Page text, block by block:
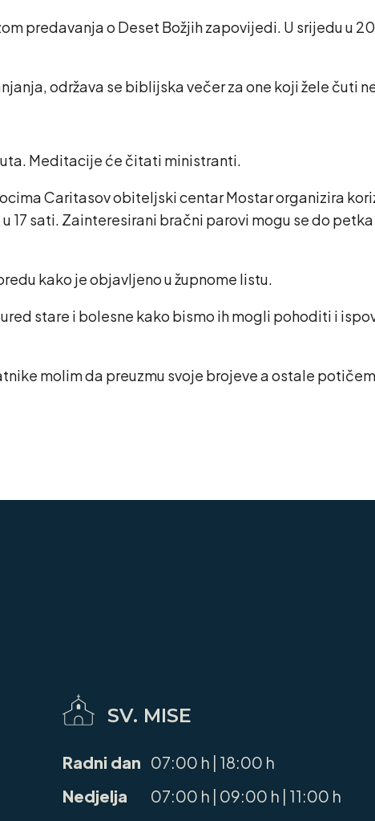
predavanja o Deset Božjih zapovijedi. U srijedu u
održava se biblijska večer za one koji žele čuti
Meditacije će čitati ministranti.
Caritasov obiteljski centar Mostar organizira
17 sati. Zainteresirani bračni parovi mogu se do
kako je objavljeno u župnome listu.
stare i bolesne kako bismo ih mogli pohoditi i
molim da preuzmu svoje brojeve a ostale
SV. MISE
Radni dan 07:00 h | 18:00 h
Nedjelja
07:00 h | 09:00 h | 11:00 h